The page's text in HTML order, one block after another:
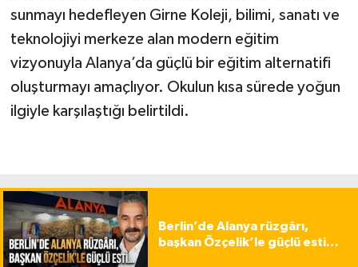
sunmayı hedefleyen Girne Koleji, bilimi, sanatı ve
teknolojiyi merkeze alan modern eğitim
vizyonuyla Alanya’da güçlü bir eğitim alternatifi
oluşturmayı amaçlıyor. Okulun kısa sürede yoğun
ilgiyle karşılaştığı belirtildi.
Berlin’de Alanya rüzgârı,
başkan Özçelik’le güçlü esti…